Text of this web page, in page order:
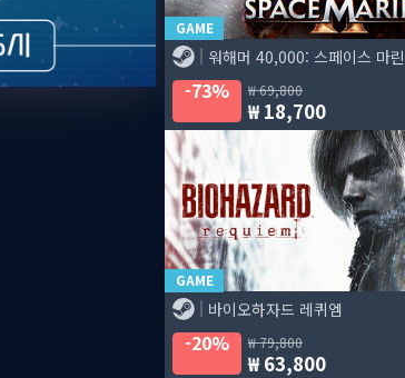
GAME
워해머 40,000: 스페이스 마
73% 69,800
18,700
GAME
바이오하자드 레퀴엠
20% 79,800
63,800